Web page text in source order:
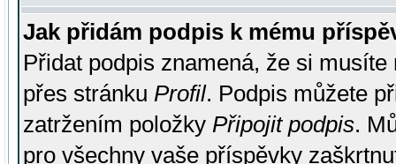
Jak přidám podpis k mému
Přidat podpis znamená, že si
přes stránku Profil. Podpis můžete
zatržením položky Připojit podpis.
pro všechny vaše příspěvky